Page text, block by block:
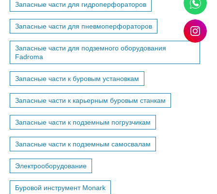
Запасные части для гидроперфораторов
Запасные части для пневмоперфораторов
Запасные части для подземного оборудования
Fadroma
Запасные части к буровым установкам
Запасные части к карьерным буровым станкам
Запасные части к подземным погрузчикам
Запасные части к подземным самосвалам
Электрооборудование
Буровой инструмент Monark